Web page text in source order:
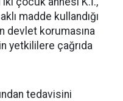
madde kullandığı
devlet korumasına
yetkililere çağrıda
tedavisini